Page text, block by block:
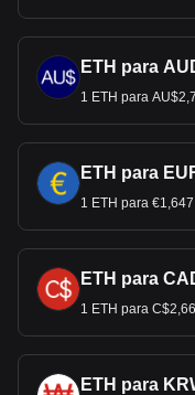
ETH para
1 ETH para
ETH para
1 ETH para
ETH para
1 ETH para
ETH para